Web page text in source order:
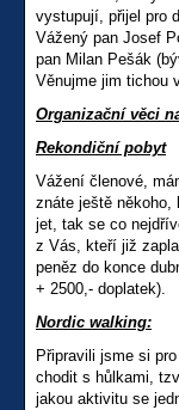
vystupují, přijel pro
Vážený pan Josef
pan Milan Pešák
Věnujme jim tichou
Organizační věci
Rekondiční pobyt
Vážení členové,
znáte ještě někoho,
jet, tak se co
z Vás, kteří již
peněz do konce
+ 2500,- doplatek).
Nordic walking:
Připravili jsme si
chodit s hůlkami,
jakou aktivitu se